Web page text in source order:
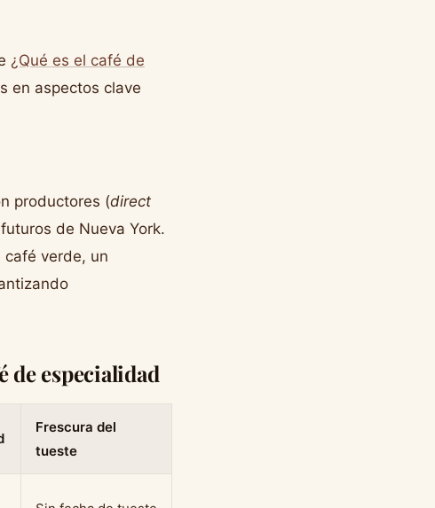
¿Qué es el café de
en aspectos clave
productores (direct
de Nueva York.
café verde, un
de especialidad
Frescura del
tueste